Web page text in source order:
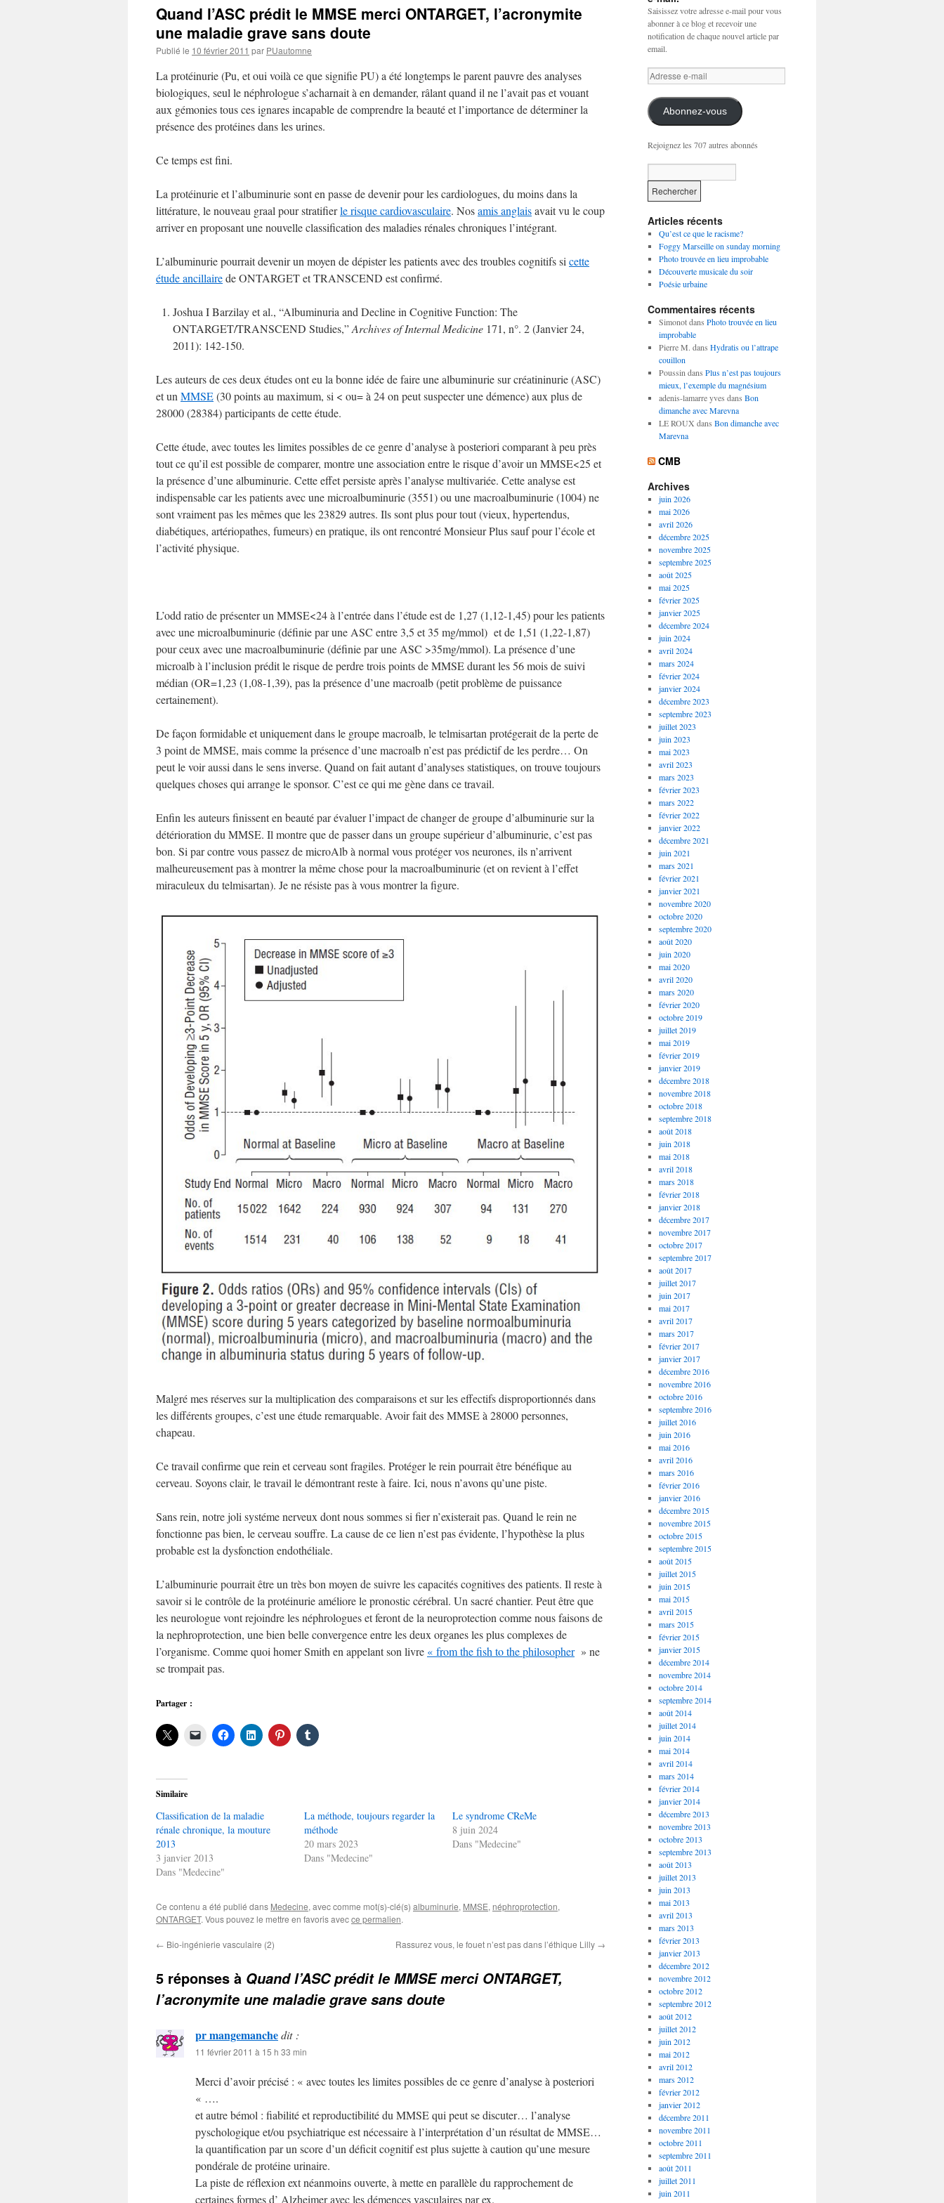
Quand l’ASC prédit le MMSE merci ONTARGET, l’acronymite
une maladie grave sans doute
Publié le 10 février 2011 par PUautomne
La protéinurie (Pu, et oui voilà ce que signifie PU) a été longtemps le parent pauvre des analyses
biologiques, seul le néphrologue s’acharnait à en demander, râlant quand il ne l’avait pas et vouant
aux gémonies tous ces ignares incapable de comprendre la beauté et l’importance de déterminer la
présence des protéines dans les urines.
Ce temps est fini.
La protéinurie et l’albuminurie sont en passe de devenir pour les cardiologues, du moins dans la
littérature, le nouveau graal pour stratifierle risque cardiovasculaire. Nosamis anglaisavait vu le coup
arriver en proposant une nouvelle classification des maladies rénales chroniques l’intégrant.
L’albuminurie pourrait devenir un moyen de dépister les patients avec des troubles cognitifs si cette
étude ancillairede ONTARGET et TRANSCEND est confirmé.
Joshua I Barzilay et al., “Albuminuria and Decline in Cognitive Function: The
ONTARGET/TRANSCEND Studies,”Archives of Internal Medicine 171, n°. 2 (Janvier 24,
2011): 142-150.
Les auteurs de ces deux études ont eu la bonne idée de faire une albuminurie sur créatininurie (ASC)
et un MMSE(30 points au maximum, si < ou= à 24 on peut suspecter une démence) aux plus de
28000 (28384) participants de cette étude.
Cette étude, avec toutes les limites possibles de ce genre d’analyse à posteriori comparant à peu près
tout ce qu’il est possible de comparer, montre une association entre le risque d’avoir un MMSE<25 et
la présence d’une albuminurie. Cette effet persiste après l’analyse multivariée. Cette analyse est
indispensable car les patients avec une microalbuminurie (3551) ou une macroalbuminurie (1004) ne
sont vraiment pas les mêmes que les 23829 autres. Ils sont plus pour tout (vieux, hypertendus,
diabétiques, artériopathes, fumeurs) en pratique, ils ont rencontré Monsieur Plus sauf pour l’école et
l’activité physique.
L’odd ratio de présenter un MMSE<24 à l’entrée dans l’étude est de 1,27 (1,12-1,45) pour les patients
avec une microalbuminurie (définie par une ASC entre 3,5 et 35 mg/mmol) et de 1,51 (1,22-1,87)
pour ceux avec une macroalbuminurie (définie par une ASC >35mg/mmol). La présence d’une
microalb à l’inclusion prédit le risque de perdre trois points de MMSE durant les 56 mois de suivi
médian (OR=1,23 (1,08-1,39), pas la présence d’une macroalb (petit problème de puissance
certainement).
De façon formidable et uniquement dans le groupe macroalb, le telmisartan protégerait de la perte de
3 point de MMSE, mais comme la présence d’une macroalb n’est pas prédictif de les perdre… On
peut le voir aussi dans le sens inverse. Quand on fait autant d’analyses statistiques, on trouve toujours
quelques choses qui arrange le sponsor. C’est ce qui me gène dans ce travail.
Enfin les auteurs finissent en beauté par évaluer l’impact de changer de groupe d’albuminurie sur la
détérioration du MMSE. Il montre que de passer dans un groupe supérieur d’albuminurie, c’est pas
bon. Si par contre vous passez de microAlb à normal vous protéger vos neurones, ils n’arrivent
malheureusement pas à montrer la même chose pour la macroalbuminurie (et on revient à l’effet
miraculeux du telmisartan). Je ne résiste pas à vous montrer la figure.
Malgré mes réserves sur la multiplication des comparaisons et sur les effectifs disproportionnés dans
les différents groupes, c’est une étude remarquable. Avoir fait des MMSE à 28000 personnes,
chapeau.
Ce travail confirme que rein et cerveau sont fragiles. Protéger le rein pourrait être bénéfique au
cerveau. Soyons clair, le travail le démontrant reste à faire. Ici, nous n’avons qu’une piste.
Sans rein, notre joli systéme nerveux dont nous sommes si fier n’existerait pas. Quand le rein ne
fonctionne pas bien, le cerveau souffre. La cause de ce lien n’est pas évidente, l’hypothèse la plus
probable est la dysfonction endothéliale.
L’albuminurie pourrait être un très bon moyen de suivre les capacités cognitives des patients. Il reste à
savoir si le contrôle de la protéinurie améliore le pronostic cérébral. Un sacré chantier. Peut être que
les neurologue vont rejoindre les néphrologues et feront de la neuroprotection comme nous faisons de
la nephroprotection, une bien belle convergence entre les deux organes les plus complexes de
l’organisme. Comme quoi homer Smith en appelant son livre « from the fish to the philosopher» ne
se trompait pas.
Partager :
Similaire
Classification de la maladie
rénale chronique, la mouture
2013
3 janvier 2013
Dans "Medecine"
La méthode, toujours regarder la
méthode
20 mars 2023
Dans "Medecine"
Le syndrome CReMe
8 juin 2024
Dans "Medecine"
Ce contenu a été publié dans Medecine, avec comme mot(s)-clé(s) albuminurie, MMSE, néphroprotection,
ONTARGET. Vous pouvez le mettre en favoris avecce permalien.
← Bio-ingénierie vasculaire (2) Rassurez vous, le fouet n’est pas dans l’éthique Lilly →
5 réponses à Quand l’ASC prédit le MMSE merci ONTARGET,
l’acronymite une maladie grave sans doute
pr mangemanchedit :
11 février 2011 à 15 h 33 min
Merci d’avoir précisé : « avec toutes les limites possibles de ce genre d’analyse à posteriori
« ….
et autre bémol : fiabilité et reproductibilité du MMSE qui peut se discuter… l’analyse
pyschologique et/ou psychiatrique est nécessaire à l’interprétation d’un résultat de MMSE…
la quantification par un score d’un déficit cognitif est plus sujette à caution qu’une mesure
pondérale de protéine urinaire.
La piste de réflexion ext néanmoins ouverte, à mette en parallèle du rapprochement de
certaines formes d’ Alzheimer avec les démences vasculaires par ex.
Saisissez votre adresse e-mail pour vous
abonner à ce blog et recevoir une
notification de chaque nouvel article par
email.
Adresse
e-
mail
Abonnez-vous
Rejoignez les 707 autres abonnés
Articles récents
Qu’est ce que le racisme?
Foggy Marseille on sunday morning
Photo trouvée en lieu improbable
Découverte musicale du soir
Poésie urbaine
Commentaires récents
Simonotdans Photo trouvée en lieu
improbable
Pierre M. dans Hydratis ou l’attrape
couillon
Poussin dans Plus n’est pas toujours
mieux, l’exemple du magnésium
adenis-lamarre yves dans Bon
dimanche avec Marevna
LE ROUX dans Bon dimanche avec
Marevna
CMB
Archives
juin 2026
mai 2026
avril 2026
décembre 2025
novembre 2025
septembre 2025
août 2025
mai 2025
février 2025
janvier 2025
décembre 2024
juin 2024
avril 2024
mars 2024
février 2024
janvier 2024
décembre 2023
septembre 2023
juillet 2023
juin 2023
mai 2023
avril 2023
mars 2023
février 2023
mars 2022
février 2022
janvier 2022
décembre 2021
juin 2021
mars 2021
février 2021
janvier 2021
novembre 2020
octobre 2020
septembre 2020
août 2020
juin 2020
mai 2020
avril 2020
mars 2020
février 2020
octobre 2019
juillet 2019
mai 2019
février 2019
janvier 2019
décembre 2018
novembre 2018
octobre 2018
septembre 2018
août 2018
juin 2018
mai 2018
avril 2018
mars 2018
février 2018
janvier 2018
décembre 2017
novembre 2017
octobre 2017
septembre 2017
août 2017
juillet 2017
juin 2017
mai 2017
avril 2017
mars 2017
février 2017
janvier 2017
décembre 2016
novembre 2016
octobre 2016
septembre 2016
juillet 2016
juin 2016
mai 2016
avril 2016
mars 2016
février 2016
janvier 2016
décembre 2015
novembre 2015
octobre 2015
septembre 2015
août 2015
juillet 2015
juin 2015
mai 2015
avril 2015
mars 2015
février 2015
janvier 2015
décembre 2014
novembre 2014
octobre 2014
septembre 2014
août 2014
juillet 2014
juin 2014
mai 2014
avril 2014
mars 2014
février 2014
janvier 2014
décembre 2013
novembre 2013
octobre 2013
septembre 2013
août 2013
juillet 2013
juin 2013
mai 2013
avril 2013
mars 2013
février 2013
janvier 2013
décembre 2012
novembre 2012
octobre 2012
septembre 2012
août 2012
juillet 2012
juin 2012
mai 2012
avril 2012
mars 2012
février 2012
janvier 2012
décembre 2011
novembre 2011
octobre 2011
septembre 2011
août 2011
juillet 2011
juin 2011